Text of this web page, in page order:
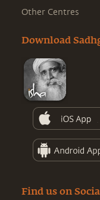
Other Centres
Download
Find us on